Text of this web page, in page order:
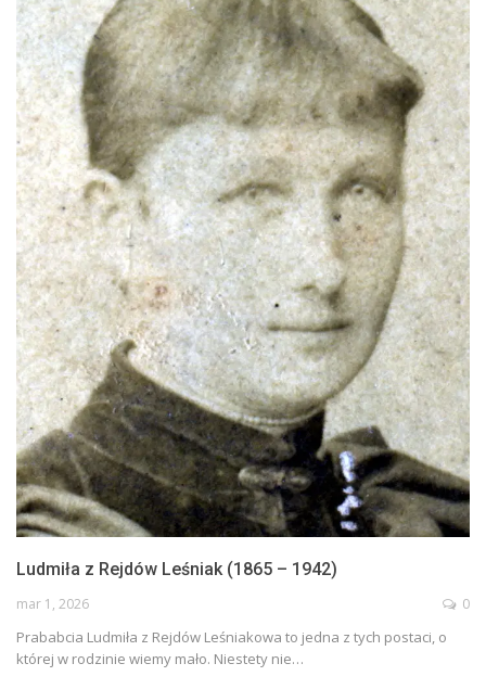
Ludmiła z Rejdów Leśniak (1865 – 1942)
mar 1, 2026 0
Prababcia Ludmiła z Rejdów Leśniakowa to jedna z tych postaci, o
której w rodzinie wiemy mało. Niestety nie…